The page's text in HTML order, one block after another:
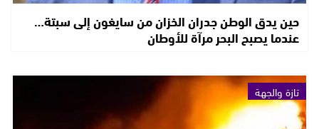
حين يدق الوطن جدران الخزان من سايغون إلى سبتة…
عندما يصبح البحر مرآة للأوطان
تازة والجهة